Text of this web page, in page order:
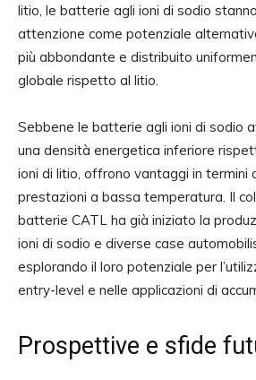
litio, le batterie agli ioni di sodio
attenzione come potenziale
più abbondante e distribuito
globale rispetto al litio.
Sebbene le batterie agli ioni di sodio
una densità energetica inferiore
ioni di litio, offrono vantaggi in termini
prestazioni a bassa temperatura. Il
batterie CATL ha già iniziato la
ioni di sodio e diverse case
esplorando il loro potenziale per
entry-level e nelle applicazioni di
Prospettive e sfide